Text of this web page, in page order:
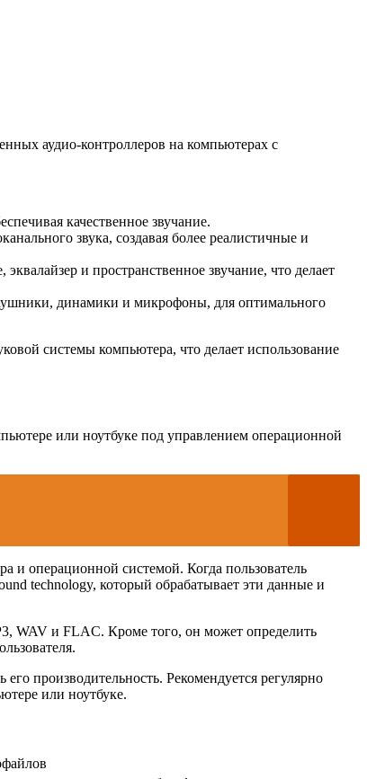
аудио-контроллеров на компьютерах с
качественное звучание.
звука, создавая более реалистичные и
и пространственное звучание, что делает
динамики и микрофоны, для оптимального
системы компьютера, что делает использование
или ноутбуке под управлением операционной
и операционной системой. Когда пользователь
technology, который обрабатывает эти данные и
WAV и FLAC. Кроме того, он может определить
производительность. Рекомендуется регулярно
или ноутбуке.